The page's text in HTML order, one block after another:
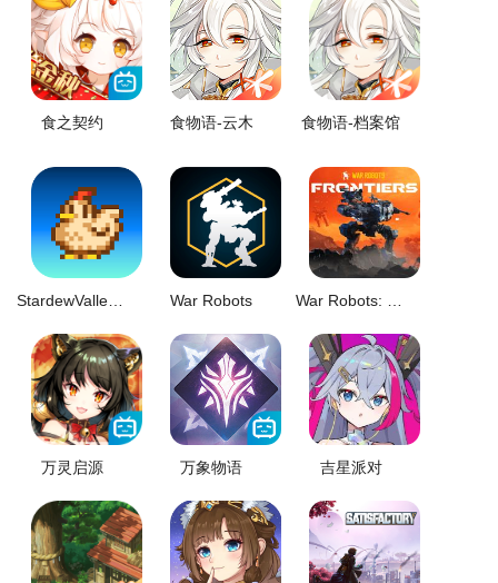
食之契约 食物语-云木 食物语-档案馆
StardewValley星露谷物语 War Robots War Robots: Frontier
万灵启源 万象物语 吉星派对